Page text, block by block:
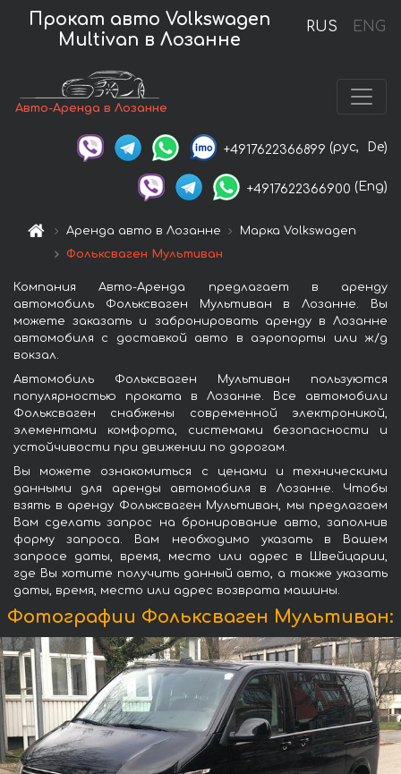
RUS ENG
Прокат авто Volkswagen
Multivan в Лозанне
Авто-Аренда в Лозанне
+4917622366899 (рус, De)
+4917622366900 (Eng)
Аренда авто в Лозанне
Марка Volkswagen
Фольксваген Мультиван
Компания Авто-Аренда предлагает в аренду
автомобиль Фольксваген Мультиван в Лозанне. Вы
можете заказать и забронировать аренду в Лозанне
автомобиля с доставкой авто в аэропорты или ж/д
вокзал.
Автомобиль Фольксваген Мультиван пользуются
популярностью проката в Лозанне. Все автомобили
Фольксваген снабжены современной электроникой,
элементами комфорта, системами безопасности и
устойчивости при движении по дорогам.
Вы можете ознакомиться с ценами и техническими
данными для аренды автомобиля в Лозанне. Чтобы
взять в аренду Фольксваген Мультиван, мы предлагаем
Вам сделать запрос на бронирование авто, заполнив
форму запроса. Вам необходимо указать в Вашем
запросе даты, время, место или адрес в Швейцарии,
где Вы хотите получить данный авто, а также указать
даты, время, место или адрес возврата машины.
Фотографии Фольксваген Мультиван: